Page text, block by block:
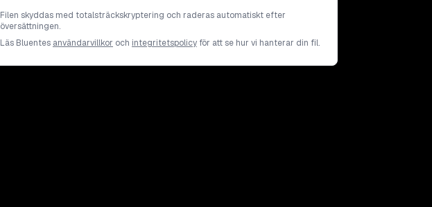
Filen skyddas med totalsträckskryptering och raderas automatiskt efter
översättningen.
Läs Bluentes användarvillkor och integritetspolicy för att se hur vi hanterar din fil.